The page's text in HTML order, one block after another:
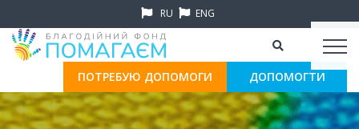
RU ENG
ПОТРЕБУЮ ДОПОМОГИ ДОПОМОГТИ